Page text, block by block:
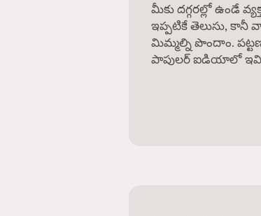
మీకు దగ్గరల్లో ఉండే
ఇప్పటికే తెలుసు, కానీ
మిమ్మల్ని పొందాం.
పాపులర్ ఐడియాలో